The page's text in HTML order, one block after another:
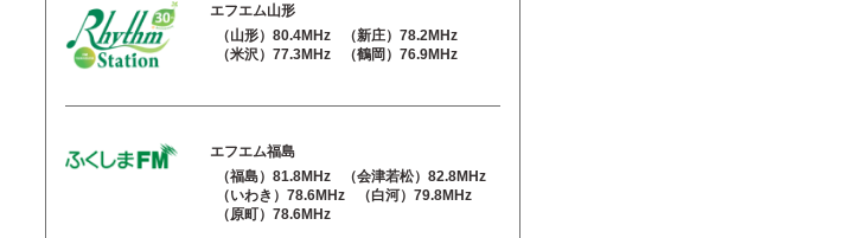
エフエム山形
（山形）80.4MHz
（新庄）78.2MHz
（米沢）77.3MHz
（鶴岡）76.9MHz
エフエム福島
（福島）81.8MHz
（会津若松）82.8MHz
（いわき）78.6MHz
（白河）79.8MHz
（原町）78.6MHz